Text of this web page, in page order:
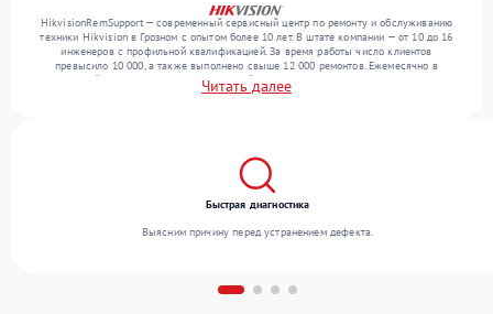
HikvisionRemSupport — современный сервисный центр по ремонту и обслуживанию
техники Hikvision в Грозном с опытом более 10 лет. В штате компании — от 10 до 16
инженеров с профильной квалификацией. За время работы число клиентов
превысило 10 000, а также выполнено свыше 12 000 ремонтов. Ежемесячно в
сервисный центр поступает от 300 устройств, включая , , . Мы выполняем ремонт
различного уровня сложности и поддерживаем высокий стандарт качества благодаря
Читать далее
Быстрая диагностика
Выясним причину перед устранением дефекта.